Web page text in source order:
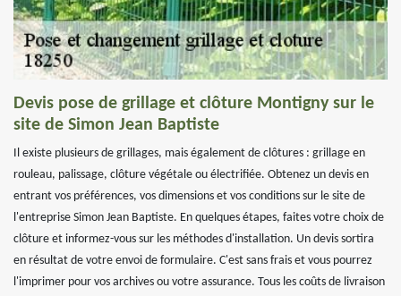
Devis pose de grillage et clôture Montigny sur le
site de Simon Jean Baptiste
Il existe plusieurs de grillages, mais également de clôtures : grillage en
rouleau, palissage, clôture végétale ou électrifiée. Obtenez un devis en
entrant vos préférences, vos dimensions et vos conditions sur le site de
l'entreprise Simon Jean Baptiste. En quelques étapes, faites votre choix de
clôture et informez-vous sur les méthodes d'installation. Un devis sortira
en résultat de votre envoi de formulaire. C'est sans frais et vous pourrez
l'imprimer pour vos archives ou votre assurance. Tous les coûts de livraison